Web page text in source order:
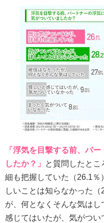
「浮気を目撃する前、パ
したか？」
と質問したと
細も把握していた（26.1
しいことは知らなかった
が、何となくそんな気は
感じてはいたが、気がつ